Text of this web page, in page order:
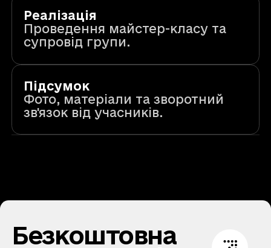
Реалізація
Проведення майстер-класу та
супровід групи.
Підсумок
Фото, матеріали та зворотний
зв'язок від учасників.
Безкоштовна